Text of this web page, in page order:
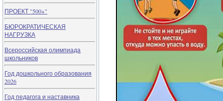
ПРОЕКТ "500+"
БЮРОКРАТИЧЕСКАЯ
НАГРУЗКА
Всероссийская олимпиада
школьников
Год дошкольного образования
2026
Год педагога и наставника